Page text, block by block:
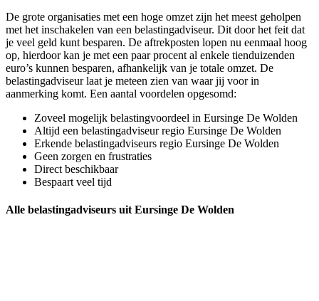
De grote organisaties met een hoge omzet zijn het meest geholpen
met het inschakelen van een belastingadviseur. Dit door het feit dat
je veel geld kunt besparen. De aftrekposten lopen nu eenmaal hoog
op, hierdoor kan je met een paar procent al enkele tienduizenden
euro’s kunnen besparen, afhankelijk van je totale omzet. De
belastingadviseur laat je meteen zien van waar jij voor in
aanmerking komt. Een aantal voordelen opgesomd:
Zoveel mogelijk belastingvoordeel in Eursinge De Wolden
Altijd een belastingadviseur regio Eursinge De Wolden
Erkende belastingadviseurs regio Eursinge De Wolden
Geen zorgen en frustraties
Direct beschikbaar
Bespaart veel tijd
Alle belastingadviseurs uit Eursinge De Wolden